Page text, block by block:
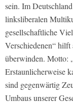
sein. Im
linksliberalen
gesellschaftliche
Verschiedenen“ hilft
überwinden. Motto:
Erstaunlicherweise
sind gegenwärtig
Umbaus unserer